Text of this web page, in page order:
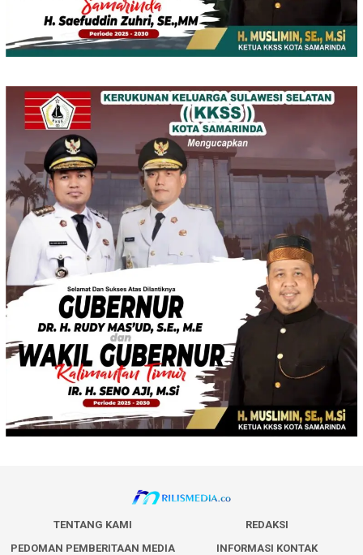
TENTANG KAMI
REDAKSI
PEDOMAN PEMBERITAAN MEDIA
INFORMASI KONTAK